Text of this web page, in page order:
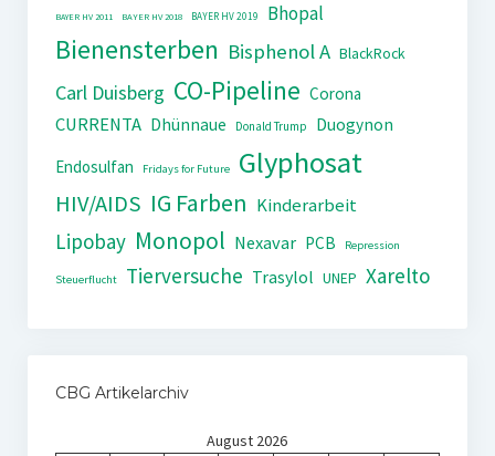
BAYER HV 2011 BAYER HV 2018 BAYER HV 2019 Bhopal
Bienensterben Bisphenol A BlackRock
Carl Duisberg CO-Pipeline Corona
CURRENTA Dhünnaue Donald Trump
Duogynon
Endosulfan
Fridays for Future Glyphosat
HIV/AIDS IG Farben Kinderarbeit
Lipobay Monopol Nexavar PCB Repression
Steuerflucht Tierversuche Trasylol UNEP Xarelto
CBG Artikelarchiv
August 2026